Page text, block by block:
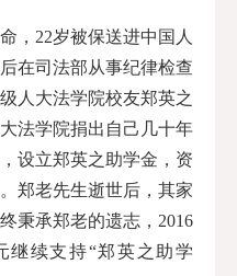
，22岁被保送进中国人
在司法部从事纪律检查
人大法学院校友郑英之
法学院捐出自己几十年
设立郑英之助学金，资
郑老先生逝世后，其家
秉承郑老的遗志，2016
继续支持“郑英之助学